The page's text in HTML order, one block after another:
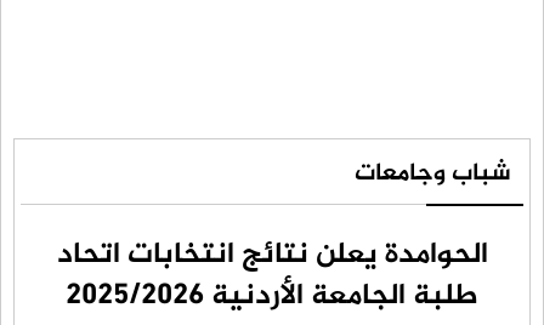
شباب وجامعات
الحوامدة يعلن نتائج انتخابات اتحاد
طلبة الجامعة الأردنية 2025/2026